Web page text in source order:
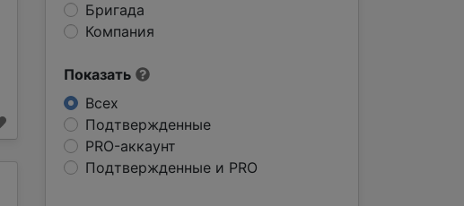
Бригада
Компания
Показать
Всех
Подтвержденные
PRO-аккаунт
Подтвержденные и PRO